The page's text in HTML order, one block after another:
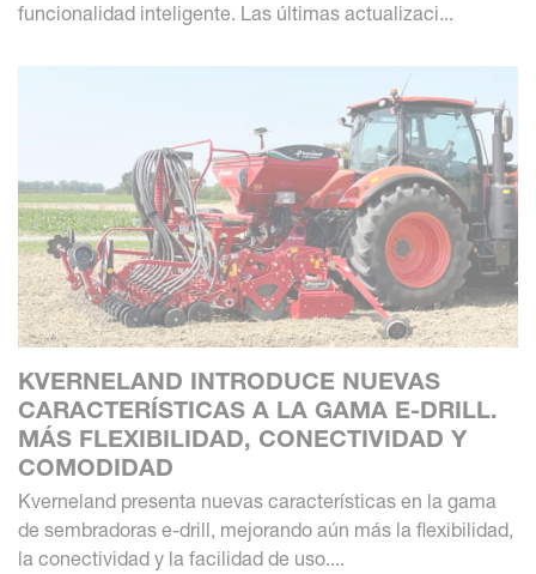
funcionalidad inteligente. Las últimas actualizaci...
KVERNELAND INTRODUCE NUEVAS
CARACTERÍSTICAS A LA GAMA E-DRILL.
MÁS FLEXIBILIDAD, CONECTIVIDAD Y
COMODIDAD
Kverneland presenta nuevas características en la gama
de sembradoras e-drill, mejorando aún más la flexibilidad,
la conectividad y la facilidad de uso....